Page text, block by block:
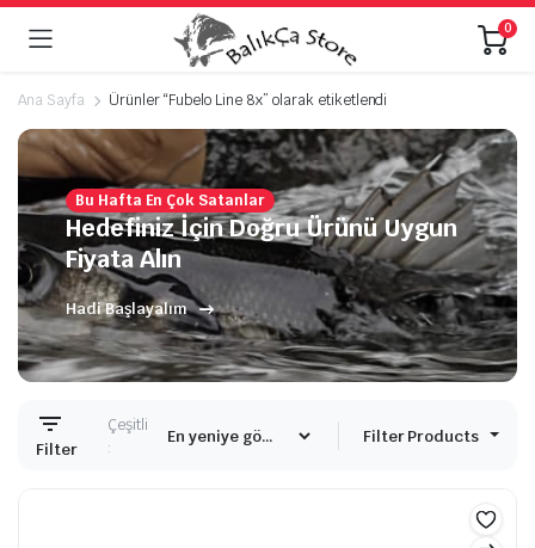
0
Ana Sayfa Ürünler “Fubelo Line 8x” olarak etiketlendi
Bu Hafta En Çok Satanlar
Hedefiniz İçin Doğru Ürünü Uygun
Fiyata Alın
Hadi Başlayalım
Filter
Çeşitli
:
Filter Products